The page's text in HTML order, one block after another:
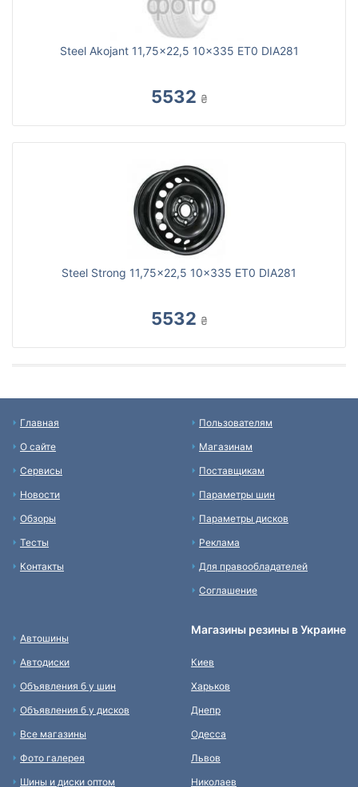
Steel Akojant 11,75x22,5 10x335 ET0 DIA281
5532 ₴
Steel Strong 11,75x22,5 10x335 ET0 DIA281
5532 ₴
Главная
О сайте
Сервисы
Новости
Обзоры
Тесты
Контакты
Пользователям
Магазинам
Поставщикам
Параметры шин
Параметры дисков
Реклама
Для правообладателей
Соглашение
Автошины
Автодиски
Объявления б у шин
Объявления б у дисков
Все магазины
Фото галерея
Шины и диски оптом
Магазины резины в Украине
Киев
Харьков
Днепр
Одесса
Львов
Николаев